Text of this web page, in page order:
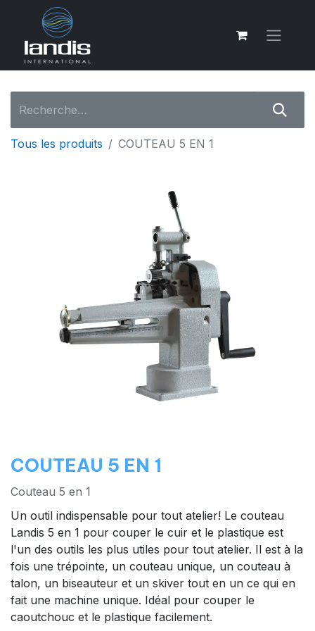
Tous les produits COUTEAU 5 EN 1
COUTEAU 5 EN 1
Couteau 5 en 1
Un outil indispensable pour tout atelier! Le couteau
Landis 5 en 1 pour couper le cuir et le plastique est
l'un des outils les plus utiles pour tout atelier. Il est à la
fois une trépointe, un couteau unique, un couteau à
talon, un biseauteur et un skiver tout en un ce qui en
fait une machine unique. Idéal pour couper le
caoutchouc et le plastique facilement.